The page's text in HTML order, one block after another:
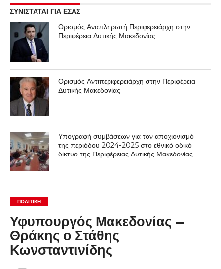
ΣΥΝΙΣΤΑΤΑΙ ΓΙΑ ΕΣΑΣ
Ορισμός Αναπληρωτή Περιφερειάρχη στην
Περιφέρεια Δυτικής Μακεδονίας
Ορισμός Αντιπεριφερειάρχη στην Περιφέρεια
Δυτικής Μακεδονίας
Υπογραφή συμβάσεων για τον αποχιονισμό
της περιόδου 2024-2025 στο εθνικό οδικό
δίκτυο της Περιφέρειας Δυτικής Μακεδονίας
ΠΟΛΙΤΙΚΉ
Υφυπουργός Μακεδονίας –
Θράκης ο Στάθης
Κωνσταντινίδης